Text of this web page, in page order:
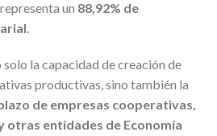
representa un 88,92% de
la capacidad de creación de
productivas, sino también la
de empresas cooperativas,
otras entidades de Economía